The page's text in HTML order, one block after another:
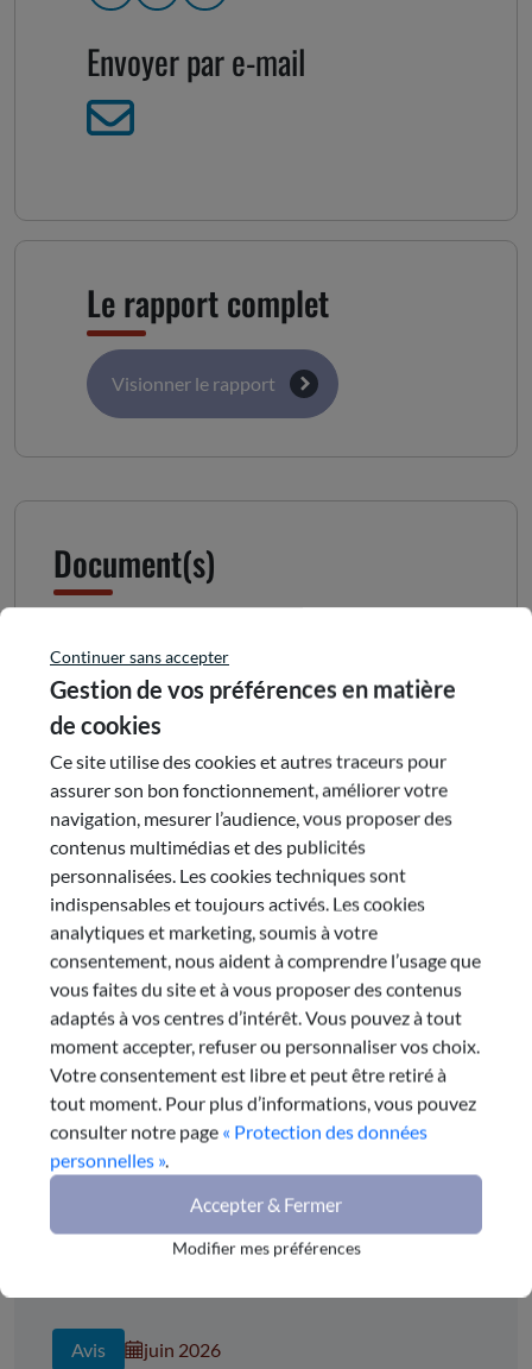
Envoyer par e-mail
Le rapport complet
Visionner le rapport
Document(s)
Nos avis et contributions partageant la
même thématique
Avis juin 2026
Continuer sans accepter
Gestion de vos préférences en matière
de cookies
Ce site utilise des cookies et autres traceurs pour
assurer son bon fonctionnement, améliorer votre
navigation, mesurer l’audience, vous proposer des
contenus multimédias et des publicités
personnalisées. Les cookies techniques sont
indispensables et toujours activés. Les cookies
analytiques et marketing, soumis à votre
consentement, nous aident à comprendre l’usage que
vous faites du site et à vous proposer des contenus
adaptés à vos centres d’intérêt. Vous pouvez à tout
moment accepter, refuser ou personnaliser vos choix.
Votre consentement est libre et peut être retiré à
tout moment. Pour plus d’informations, vous pouvez
consulter notre page « Protection des données
personnelles ».
Accepter & Fermer
Modifier mes préférences